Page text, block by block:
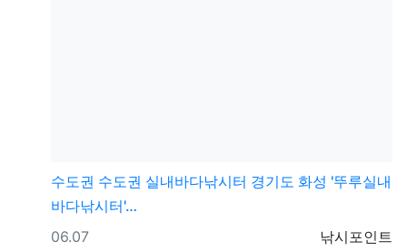
수도권 수도권 실내바다낚시터 경기도 화성 '뚜루실내
바다낚시터'…
등록자
낚시포인트
등록일
06.07